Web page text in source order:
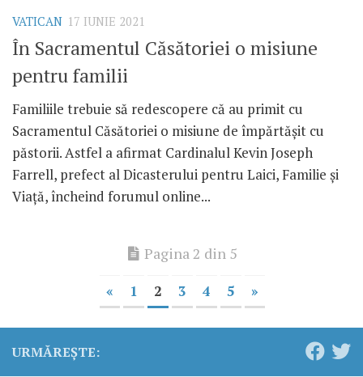
VATICAN 17 IUNIE 2021
În Sacramentul Căsătoriei o misiune
pentru familii
Familiile trebuie să redescopere că au primit cu
Sacramentul Căsătoriei o misiune de împărtășit cu
păstorii. Astfel a afirmat Cardinalul Kevin Joseph
Farrell, prefect al Dicasterului pentru Laici, Familie și
Viață, încheind forumul online...
Pagina 2 din 5
« 1 2 3 4 5 »
URMĂREȘTE: